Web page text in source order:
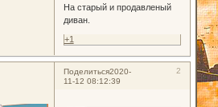
На старый и продавленый
диван.
+1
Поделиться 2
2020-
11-12 08:12:39